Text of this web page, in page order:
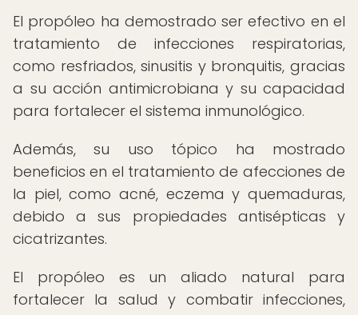
El propóleo ha demostrado ser efectivo en el
tratamiento de infecciones respiratorias,
como resfriados, sinusitis y bronquitis, gracias
a su acción antimicrobiana y su capacidad
para fortalecer el sistema inmunológico.
Además, su uso tópico ha mostrado
beneficios en el tratamiento de afecciones de
la piel, como acné, eczema y quemaduras,
debido a sus propiedades antisépticas y
cicatrizantes.
El propóleo es un aliado natural para
fortalecer la salud y combatir infecciones,